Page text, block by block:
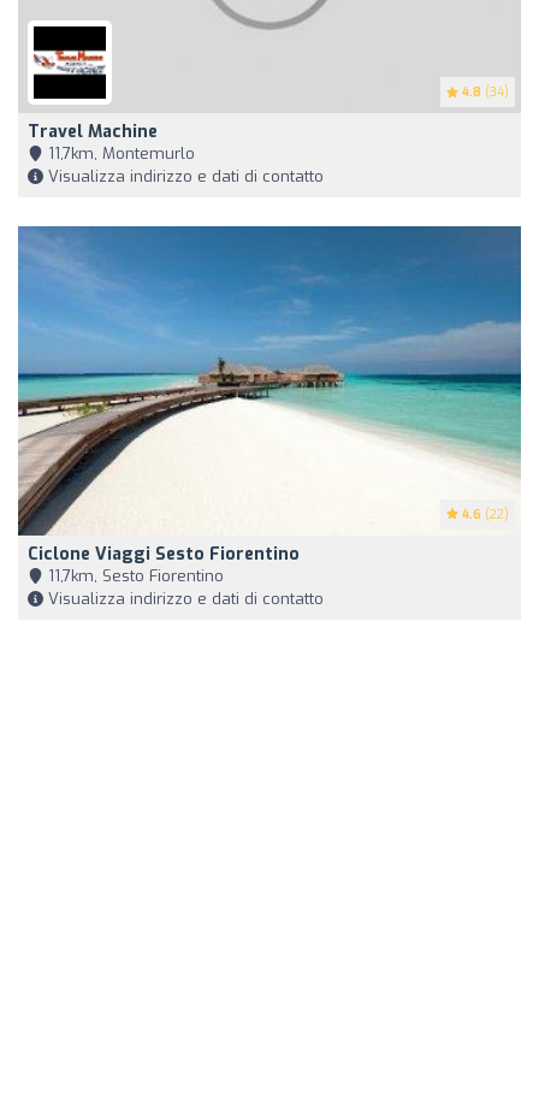
4.8 (34)
Travel Machine
11,7km, Montemurlo
Visualizza indirizzo e dati di contatto
4.6 (22)
Ciclone Viaggi Sesto Fiorentino
11,7km, Sesto Fiorentino
Visualizza indirizzo e dati di contatto